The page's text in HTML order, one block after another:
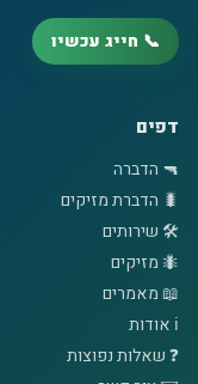
📞 חייג עכשיו
דפים
🔫 הדברה
🐛 הדברת מזיקים
🛠️ שירותים
🐜 מזיקים
📖 מאמרים
ℹ️ אודות
❓ שאלות נפוצות